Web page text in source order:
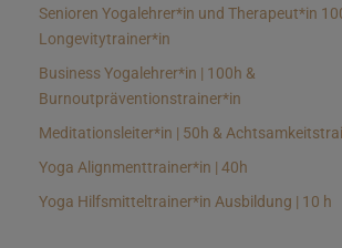
Senioren Yogalehrer*in und Therapeut*in
Longevitytrainer*in
Business Yogalehrer*in | 100h &
Burnoutpräventionstrainer*in
Meditationsleiter*in | 50h &
Yoga Alignmenttrainer*in | 40h
Yoga Hilfsmitteltrainer*in Ausbildung | 10 h